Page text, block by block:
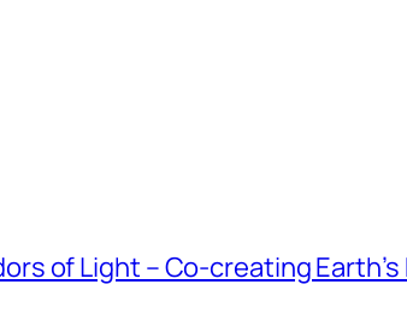
of Light – Co-creating